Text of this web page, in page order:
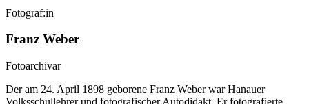
Fotograf:in
Franz Weber
Fotoarchivar
Der am 24. April 1898 geborene Franz Weber war Hanauer